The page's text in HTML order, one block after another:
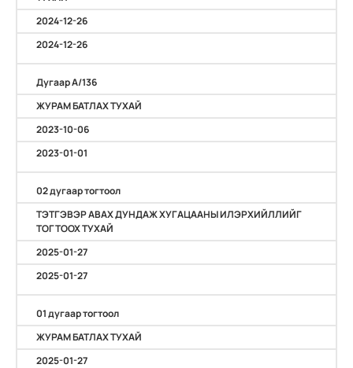
2024-12-26
2024-12-26
Дугаар А/136
ЖУРАМ БАТЛАХ ТУХАЙ
2023-10-06
2023-01-01
02 дугаар тогтоол
ТЭТГЭВЭР АВАХ ДУНДАЖ ХУГАЦААНЫ ИЛЭРХИЙЛЛИЙГ
ТОГТООХ ТУХАЙ
2025-01-27
2025-01-27
01 дугаар тогтоол
ЖУРАМ БАТЛАХ ТУХАЙ
2025-01-27